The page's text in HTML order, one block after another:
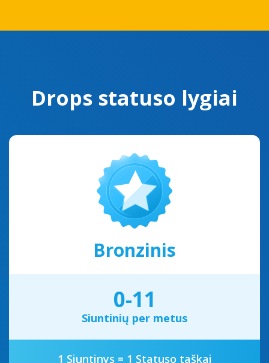
Drops statuso lygiai
Bronzinis
0-11
Siuntinių per metus
1 Siuntinys = 1 Statuso taškai